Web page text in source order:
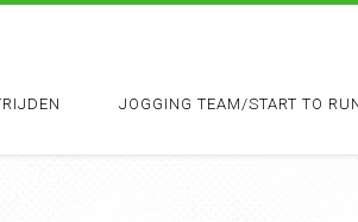
JOGGING TEAM/START TO